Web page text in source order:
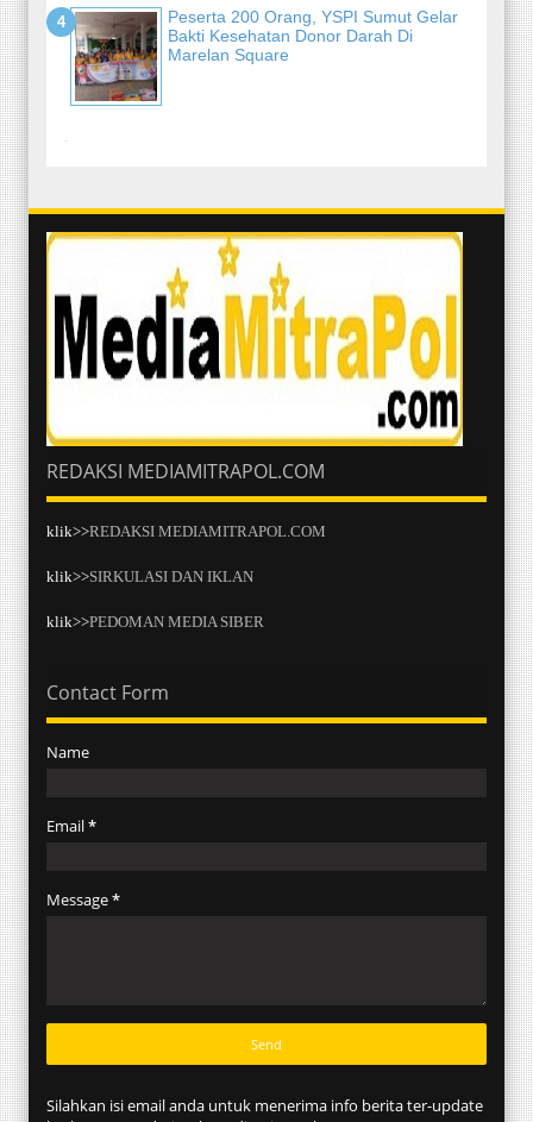
Peserta 200 Orang, YSPI Sumut Gelar
Bakti Kesehatan Donor Darah Di
Marelan Square
-
REDAKSI MEDIAMITRAPOL.COM
klik>>REDAKSI MEDIAMITRAPOL.COM
klik>>SIRKULASI DAN IKLAN
klik>>PEDOMAN MEDIA SIBER
Contact Form
Name
Email*
Message*
Silahkan isi email anda untuk menerima info berita ter-update